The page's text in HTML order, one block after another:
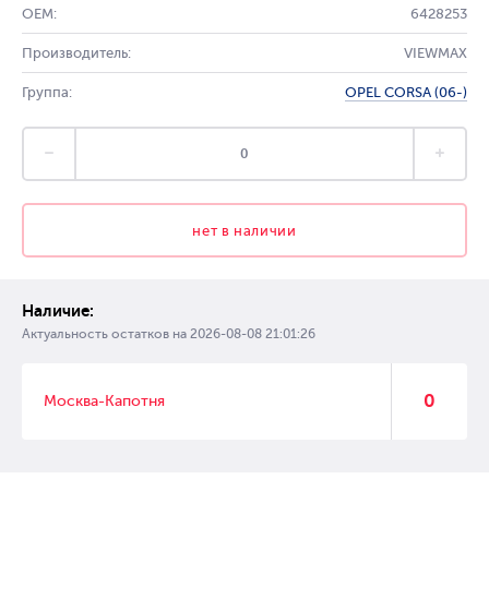
OEM: 6428253
Производитель: VIEWMAX
Группа: OPEL CORSA (06-)
нет в наличии
Наличие:
Актуальность остатков на 2026-08-08 21:01:26
Москва-Капотня 0